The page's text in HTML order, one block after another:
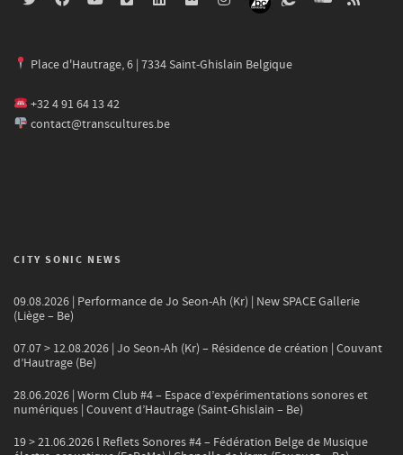
Place d'Hautrage, 6 | 7334 Saint-Ghislain Belgique
+32 4 91 64 13 42
contact@transcultures.be
CITY SONIC NEWS
09.08.2026 | Performance de Jo Seon-Ah (Kr) | New SPACE Gallerie
(Liège – Be)
07.07 > 12.08.2026 | Jo Seon-Ah (Kr) – Résidence de création | Couvant
d’Hautrage (Be)
28.06.2026 | Worm Club #4 – Espace d’expérimentations sonores et
numériques | Couvent d’Hautrage (Saint-Ghislain – Be)
19 > 21.06.2026 l Reflets Sonores #4 – Fédération Belge de Musique